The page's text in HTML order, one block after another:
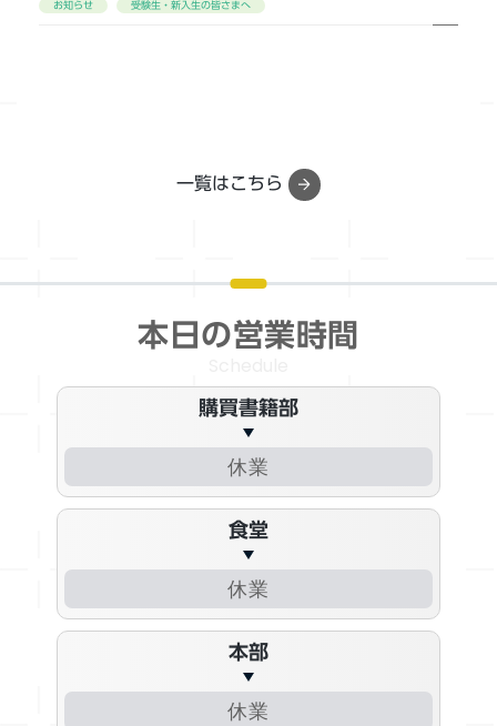
お知らせ 受験生・新入生の皆さまへ
一覧はこちら
本日の営業時間
購買書籍部
休業
食堂
休業
本部
休業